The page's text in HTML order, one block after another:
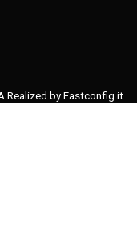
Realized by Fastconfig.it